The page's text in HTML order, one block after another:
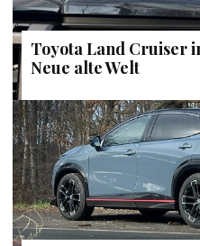
Toyota Land Cruiser
Neue alte Welt